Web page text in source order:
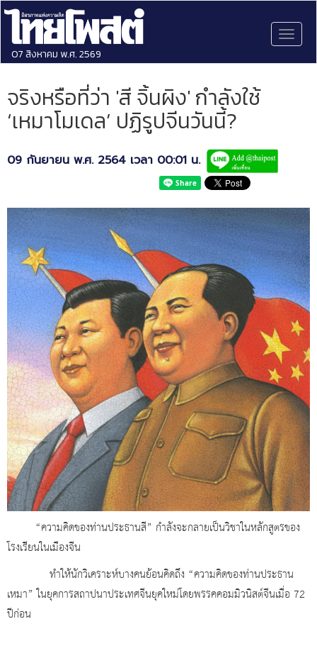
07 สิงหาคม พ.ศ. 2569
จริงหรือที่ว่า 'สี จิ้นผิง' กำลังใช้
‘เหมาโมเดล’ ปฏิรูปจีนวันนี้?
09 กันยายน พ.ศ. 2564 เวลา 00:01 น.
“ความคิดของท่านประธานสี” กำลังจะกลายเป็นวิชาในหลักสูตรของ
โรงเรียนในเมืองจีน
ทำให้นักวิเคราะห์บางคนย้อนคิดถึง “ความคิดของท่านประธาน
เหมา” ในยุคการสถาปนาประเทศจีนยุคใหม่โดยพรรคคอมมิวนิสต์จีนเมื่อ 72
ปีก่อน